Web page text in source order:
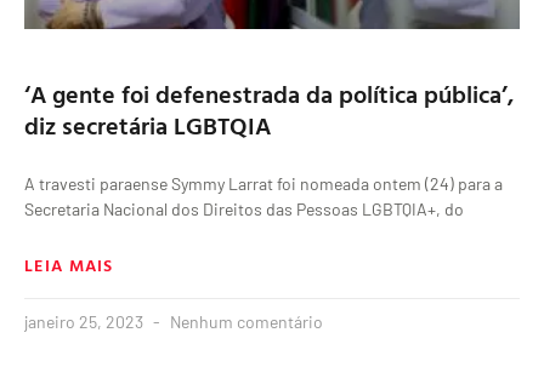
‘A gente foi defenestrada da política pública’,
diz secretária LGBTQIA
A travesti paraense Symmy Larrat foi nomeada ontem (24) para a
Secretaria Nacional dos Direitos das Pessoas LGBTQIA+, do
LEIA MAIS
janeiro 25, 2023 Nenhum comentário